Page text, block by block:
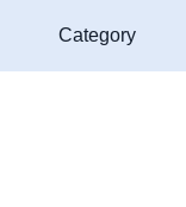
Category